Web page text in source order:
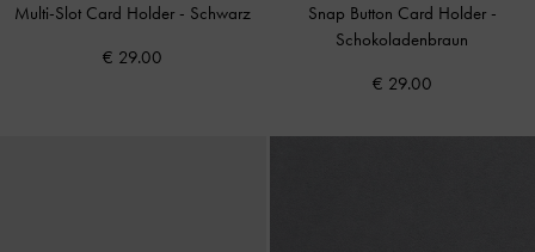
Multi-Slot Card Holder - Schwarz
€ 29.00
Snap Button Card Holder -
Schokoladenbraun
€ 29.00